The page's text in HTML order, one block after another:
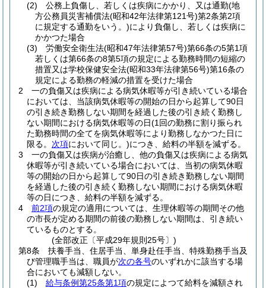
(2)
公務上負傷し、若しくは疾病にかかり、又は通勤(地
方公務員災害補償法(昭和42年法律第121号)第2条第2項
に規定する通勤をいう。)により負傷し、若しくは疾病に
かかつた場合
(3)
労働安全衛生法(昭和47年法律第57号)第66条の5第1項
若しくは第66条の8第5項の規定による勤務時間の短縮の
措置又は学校保健安全法(昭和33年法律第56号)第16条の
規定による勤務の軽減の措置を受けた場合
2
一の負傷又は疾病による病気休暇等が引き続いている場合
においては、当該病気休暇等の開始の日から起算して90日
の引き続き勤務しない期間を経過した後の引き続く勤務し
ない期間における病気休暇等の日(1回の勤務に割り振られ
た勤務時間の全てを病気休暇等により勤務しなかつた日に
限る。 次項において同じ。)につき、給料の半額を減ずる。
3
一の負傷又は疾病が治癒し、他の負傷又は疾病による病気
休暇等が引き続いている場合においては、当初の病気休暇
等の開始の日から起算して90日の引き続き勤務しない期間
を経過した後の引き続く勤務しない期間における病気休暇
等の日につき、給料の半額を減ずる。
4
前2項の規定の適用については、生理休暇等の期間その他
の市長が定める期間の前後の勤務しない期間は、引き続い
ているものとする。
(全部改正〔平成29年規則25号〕)
第8条
扶養手当、住居手当、単身赴任手当、特殊勤務手当及
び管理職手当は、職員が次の各号のいずれかに該当する場
合においても減額しない。
(1)
給与条例第25条第1項の規定によつて給料を減額され